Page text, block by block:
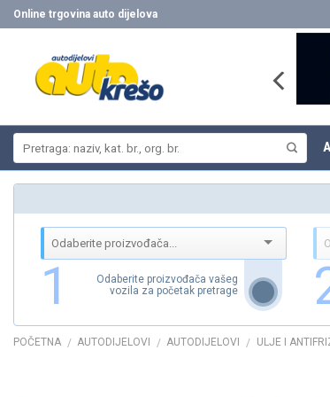
Skip
to
Online trgovina auto dijelova
1
Odaberite proizvođača vašeg
vozila za početak pretrage
POČETNA / AUTODIJELOVI / AUTODIJELOVI / ULJE I